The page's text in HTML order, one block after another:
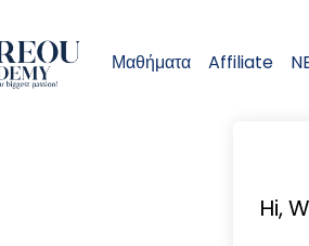
Μαθήματα Affiliate
Hi,